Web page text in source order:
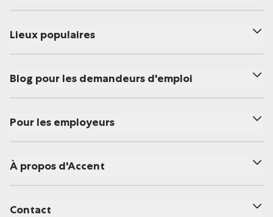
Lieux populaires
Blog pour les demandeurs d'emploi
Pour les employeurs
À propos d'Accent
Contact